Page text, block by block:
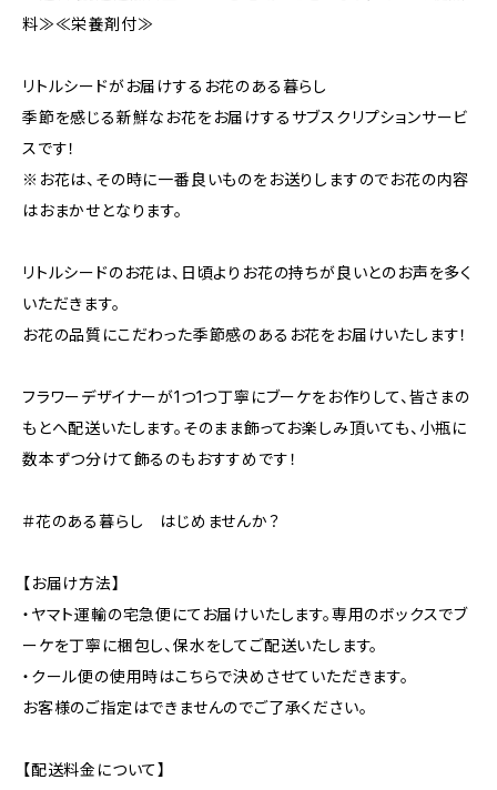
料≫≪栄養剤付≫
リトルシードがお届けするお花のある暮らし
季節を感じる新鮮なお花をお届けするサブスクリプションサービ
スです！
※お花は、その時に一番良いものをお送りしますのでお花の内容
はおまかせとなります。
リトルシードのお花は、日頃よりお花の持ちが良いとのお声を多く
いただきます。
お花の品質にこだわった季節感のあるお花をお届けいたします！
フラワーデザイナーが1つ1つ丁寧にブーケをお作りして、皆さまの
もとへ配送いたします。そのまま飾ってお楽しみ頂いても、小瓶に
数本ずつ分けて飾るのもおすすめです！
＃花のある暮らし はじめませんか？
【お届け方法】
・ヤマト運輸の宅急便にてお届けいたします。専用のボックスでブ
ーケを丁寧に梱包し、保水をしてご配送いたします。
・クール便の使用時はこちらで決めさせていただきます。
お客様のご指定はできませんのでご了承ください。
【配送料金について】